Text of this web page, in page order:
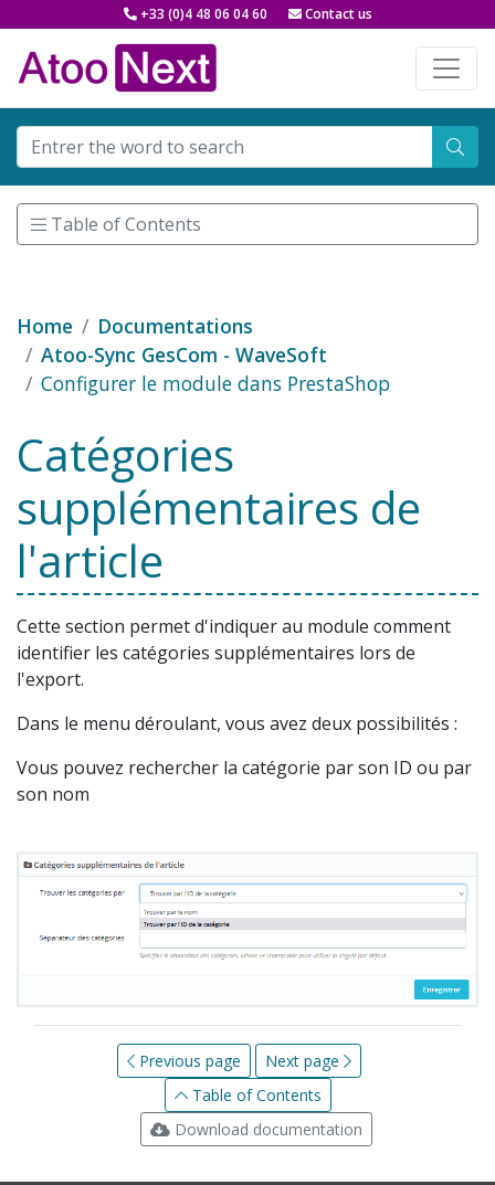
+33 (0)4 48 06 04 60 Contact us
Table of Contents
Home
Documentations
Atoo-Sync GesCom - WaveSoft
Configurer le module dans PrestaShop
Catégories
supplémentaires de
l'article
Cette section permet d'indiquer au module comment
identifier les catégories supplémentaires lors de
l'export.
Dans le menu déroulant, vous avez deux possibilités :
Vous pouvez rechercher la catégorie par son ID ou par
son nom
Previous page
Next page
Table of Contents
Download documentation